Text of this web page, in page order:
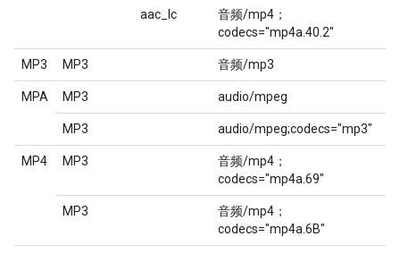
aac_lc
音频/mp4；
codecs="mp4a.40.2"
MP3 MP3 音频/mp3
MPA MP3 audio/mpeg
MP3 audio/mpeg;codecs="mp3"
MP4 MP3
音频/mp4；
codecs="mp4a.69"
MP3
音频/mp4；
codecs="mp4a.6B"